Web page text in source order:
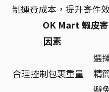
制運費成本，提升寄件
OK Mart 蝦皮
因素
合理控制包裹重量
選
精
避